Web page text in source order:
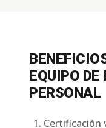
EQUIPO DE
PERSONAL
Certificación